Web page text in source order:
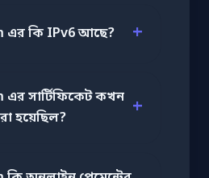
এর কি IPv6 আছে?
সার্টিফিকেট কখন
হয়েছিল?